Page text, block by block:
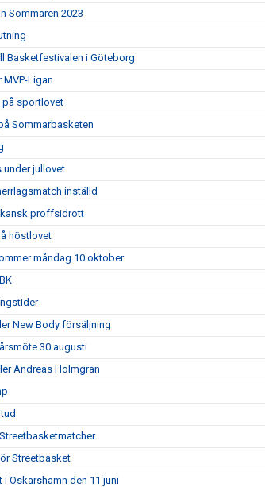
Sommaren 2023
Basketfestivalen i Göteborg
MVP-Ligan
på sportlovet
Sommarbasketen
under jullovet
inställd
proffsidrott
höstlovet
måndag 10 oktober
New Body försäljning
30 augusti
Andreas Holmgran
Streetbasket
i Oskarshamn den 11 juni